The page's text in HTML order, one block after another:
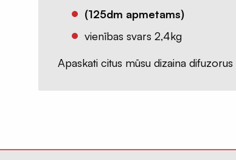
(125dm apmetams)
vienības svars 2,4kg
Apaskati citus mūsu dizaina difuzorus